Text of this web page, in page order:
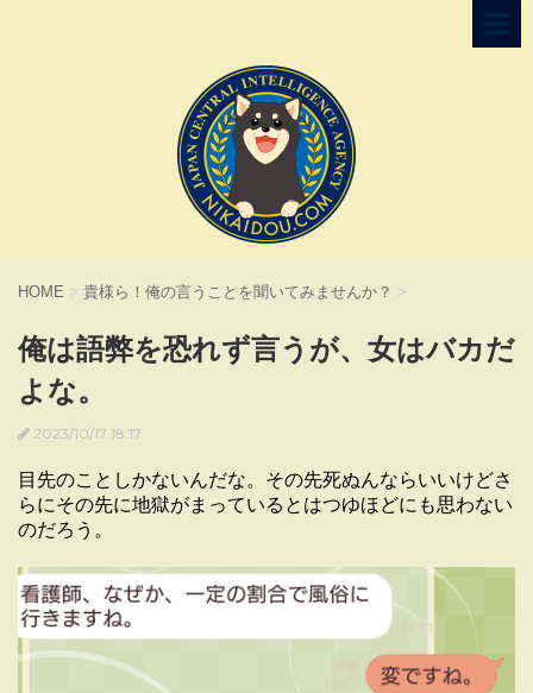
HOME > 貴様ら！俺の言うことを聞いてみませんか？ >
俺は語弊を恐れず言うが、女はバカだ
よな。
2023/10/17 18:17
目先のことしかないんだな。その先死ぬんならいいけどさ
らにその先に地獄がまっているとはつゆほどにも思わない
のだろう。